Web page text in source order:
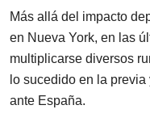
Más allá del impacto
en Nueva York, en las
multiplicarse diversos
lo sucedido en la
ante España.